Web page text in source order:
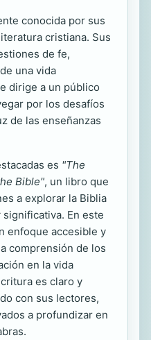
conocida por sus
cristiana. Sus
de fe,
una vida
dirige a un público
por los desafíos
de las enseñanzas
es "The
Bible", un libro que
a explorar la Biblia
En este
enfoque accesible y
comprensión de los
en la vida
es claro y
con sus lectores,
a profundizar en